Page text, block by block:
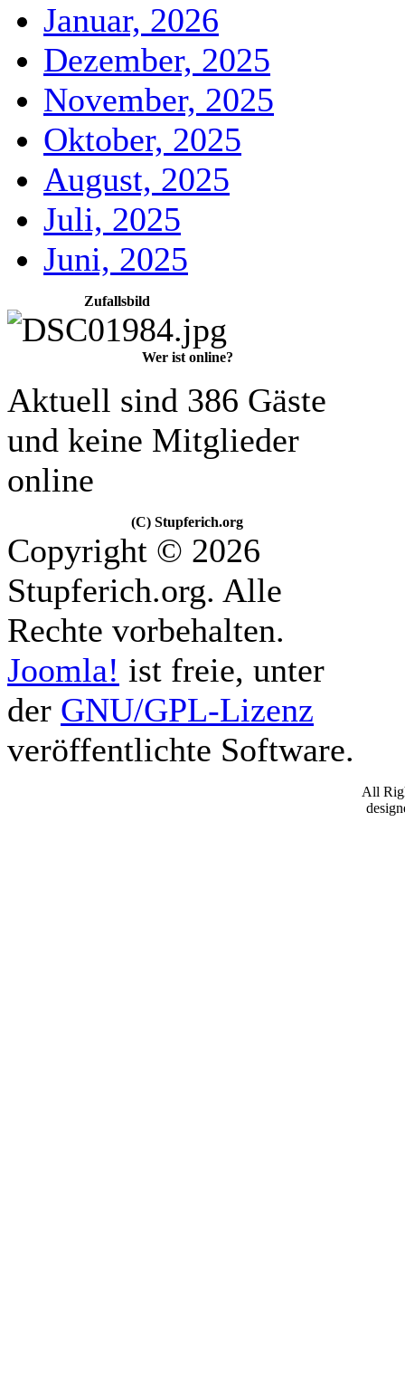
Januar, 2026
Dezember, 2025
November, 2025
Oktober, 2025
August, 2025
Juli, 2025
Juni, 2025
Zufallsbild
Wer ist online?
Aktuell sind 386 Gäste
und keine Mitglieder
online
(C) Stupferich.org
Copyright © 2026
Stupferich.org. Alle
Rechte vorbehalten.
Joomla! ist freie, unter
der GNU/GPL-Lizenz
veröffentlichte Software.
All